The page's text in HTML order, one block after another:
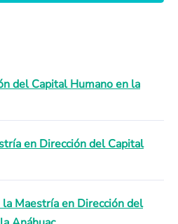
del Capital Humano en la
en Dirección del Capital
Maestría en Dirección del